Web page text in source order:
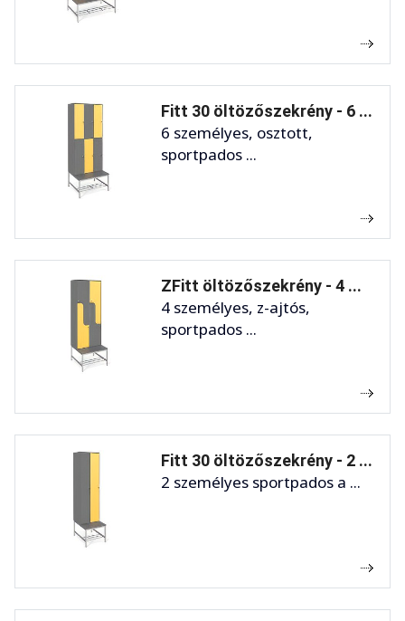
Fitt 30 öltözőszekrény - 6 ...
6 személyes, osztott,
sportpados ...
ZFitt öltözőszekrény - 4 ...
4 személyes, z-ajtós,
sportpados ...
Fitt 30 öltözőszekrény - 2 ...
2 személyes sportpados a ...